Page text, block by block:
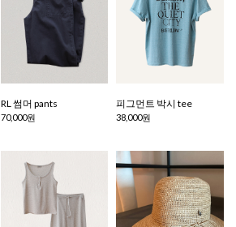
RL 썸머 pants
70,000원
피그먼트 박시 tee
38,000원